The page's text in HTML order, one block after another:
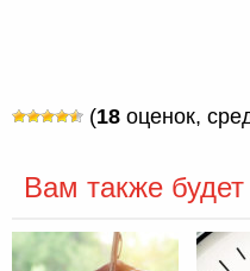
(18 оценок,
Вам также